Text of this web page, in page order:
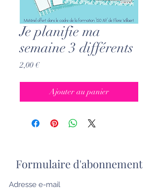
Je planifie ma
semaine 3 différents
2,00 €Prix
Ajouter au panier
Formulaire d'abonnement